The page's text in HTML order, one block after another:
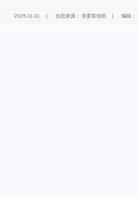
2025-11-11 | 信息来源： 党委宣传部 | 编辑：